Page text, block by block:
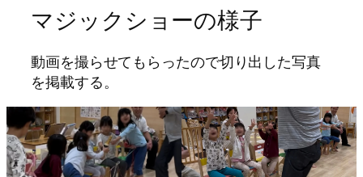
マジックショーの様子
動画を撮らせてもらったので切り出した写真
を掲載する。